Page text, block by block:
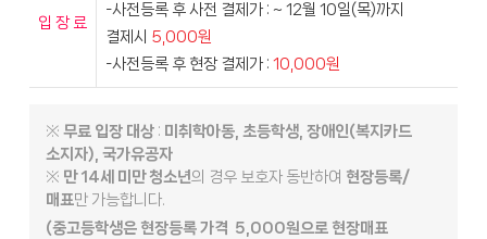
입 장 료
-사전등록 후 사전 결제가 : ~ 12월 10일(목)까지
결제시 5,000원
-사전등록 후 현장 결제가 : 10,000원
※ 무료 입장 대상: 미취학아동, 초등학생, 장애인(복지카드
소지자), 국가유공자
※ 만 14세 미만 청소년의 경우 보호자 동반하여 현장등록/
매표만 가능합니다.
(중고등학생은 현장등록 가격 5,000원으로 현장매표